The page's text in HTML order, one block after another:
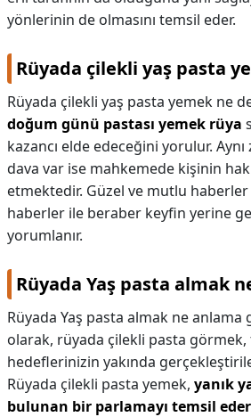
yönlerinin de olmasını temsil eder.
Rüyada çilekli yaş pasta
Rüyada çilekli yaş pasta yemek ne
doğum günü pastası yemek rüya
kazancı elde edeceğini yorulur.
dava var ise mahkemede kişinin
etmektedir. Güzel ve mutlu haberler
haberler ile beraber keyfin yerine
yorumlanır.
Rüyada Yaş pasta almak
Rüyada Yaş pasta almak ne anlama
olarak, rüyada çilekli pasta
hedeflerinizin yakında
Rüyada çilekli pasta yemek, yanık
bulunan bir parlamayı temsil eder